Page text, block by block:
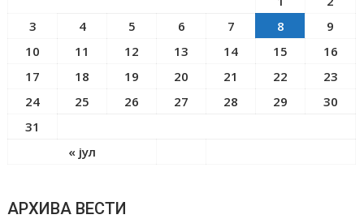
« јул
3
4 5 6 7 8
9
10
11 12 13 14 15
16
17
18 19 20 21 22
23
24
25 26 27 28 29
30
31
АРХИВА ВЕСТИ